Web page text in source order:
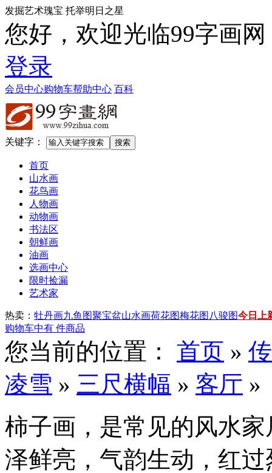
发掘艺术瑰宝 托举明日之星
您好，欢迎光临99字画网
登录
会员中心购物车帮助中心 百科
关键字：
首页
山水画
花鸟画
人物画
动物画
书法区
朝鲜画
油画
选画中心
限时捡漏
艺术家
热卖： 牡丹画九鱼图聚宝盆山水画荷花图梅花图 八骏图今日上
购物车中有 件商品
您当前的位置： 首页 »
凌雪 » 三尺横幅 » 客厅 »
柿子画，是常见的风水
泽鲜亮，气韵生动，红